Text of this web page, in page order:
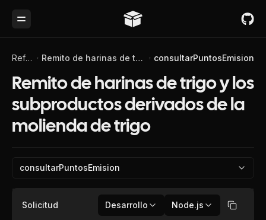
Toggle Menu
Referencia de API Remito de harinas de trigo y los subproductos derivados de la molienda de trigo consultarPuntosEmision
Remito de harinas de trigo y los
subproductos derivados de la
molienda de trigo
consultarPuntosEmision
Solicitud Desarrollo Node.js Copiar